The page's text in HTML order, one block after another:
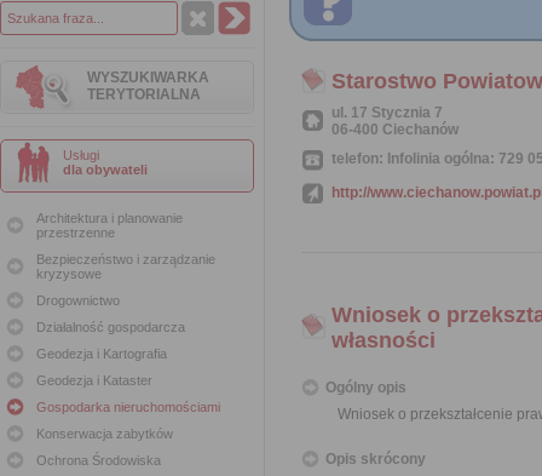
WYSZUKIWARKA
TERYTORIALNA
Usługi
dla obywateli
Architektura i planowanie
przestrzenne
Bezpieczeństwo i zarządzanie
kryzysowe
Drogownictwo
Działalność gospodarcza
Geodezja i Kartografia
Geodezja i Kataster
Gospodarka nieruchomościami
Konserwacja zabytków
Ochrona Środowiska
Starostwo
ul. 17 Stycznia 7
06-400 Ciechanów
telefon: Infolinia ogólna: 729
http://
Wniosek o
własności
Ogólny opis
Wniosek o przekształcenie
Opis skrócony